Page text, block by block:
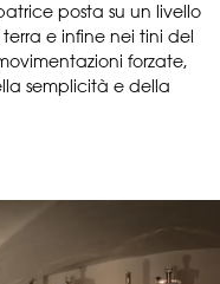
posta su un livello
e infine nei tini del
forzate,
semplicità e della